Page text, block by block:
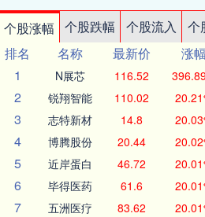
个股涨幅 个股跌幅 个股流入 个
排名
名称 最新价 涨幅
1
N展芯 116.52
2 锐翔智能 110.02
3 志特新材 14.8
4 博腾股份 20.44
5 近岸蛋白 46.72
6 毕得医药 61.6
7 五洲医疗 83.62